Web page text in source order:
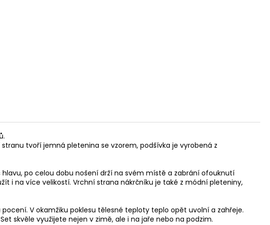
tvoří jemná pletenina se vzorem, podšívka je vyrobená z
po celou dobu nošení drží na svém místě a zabrání ofouknutí
i na více velikostí. Vrchní strana nákrčníku je také z módní pleteniny,
V okamžiku poklesu tělesné teploty teplo opět uvolní a zahřeje.
skvěle využijete nejen v zimě, ale i na jaře nebo na podzim.